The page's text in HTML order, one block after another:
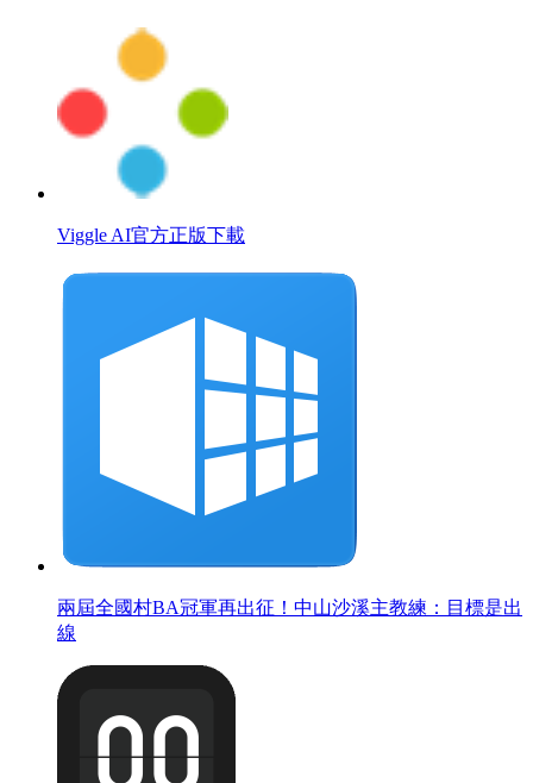
Viggle AI官方正版下載
兩屆全國村BA冠軍再出征！中山沙溪主教練：目標是出
線